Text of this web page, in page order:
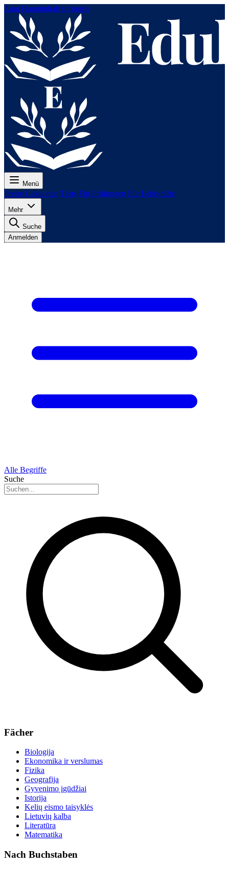
Zum Hauptinhalt springen
Menü
Preise Lektionen Tests Für Prüfungen Für Lehrkräfte
Mehr
Suche
Anmelden
Alle Begriffe
Suche
Fächer
Biologija
Ekonomika ir verslumas
Fizika
Geografija
Gyvenimo įgūdžiai
Istorija
Kelių eismo taisyklės
Lietuvių kalba
Literatūra
Matematika
Nach Buchstaben